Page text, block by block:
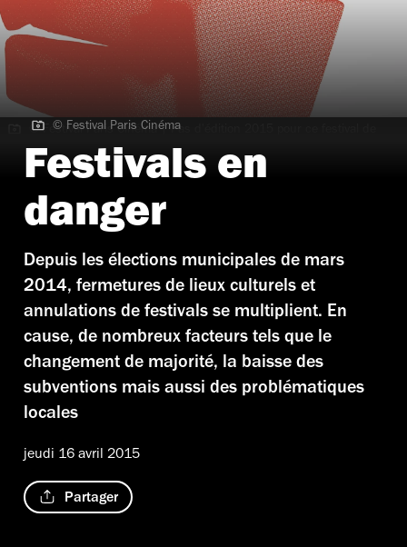
© Festival Paris Cinéma | Pas d'édition 2015 pour ce festival de
cinéma parisien.
© Festival Paris Cinéma
Festivals en
danger
Depuis les élections municipales de mars
2014, fermetures de lieux culturels et
annulations de festivals se multiplient. En
cause, de nombreux facteurs tels que le
changement de majorité, la baisse des
subventions mais aussi des problématiques
locales
jeudi 16 avril 2015
Partager